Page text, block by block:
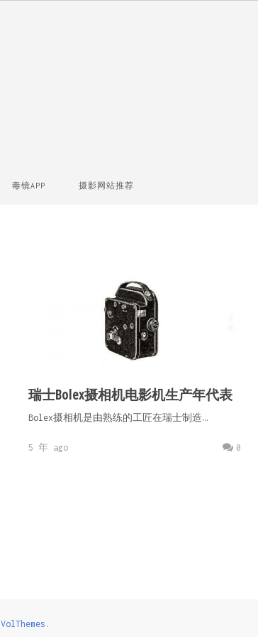
毒镜APP 摄影网站推荐
瑞士Bolex摄相机电影机生产年代表
Bolex摄相机是由熟练的工匠在瑞士制造…
0
5 年 ago
VolThemes .